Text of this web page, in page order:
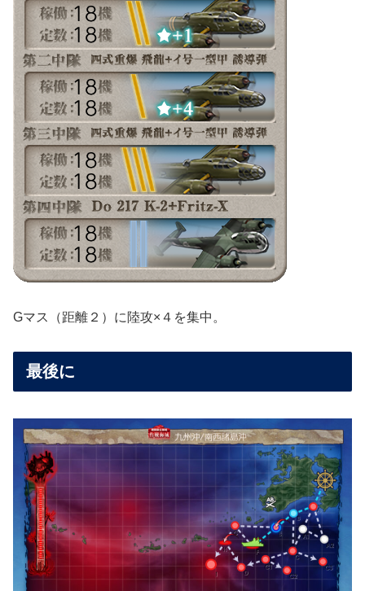
Gマス（距離２）に陸攻×４を集中。
最後に